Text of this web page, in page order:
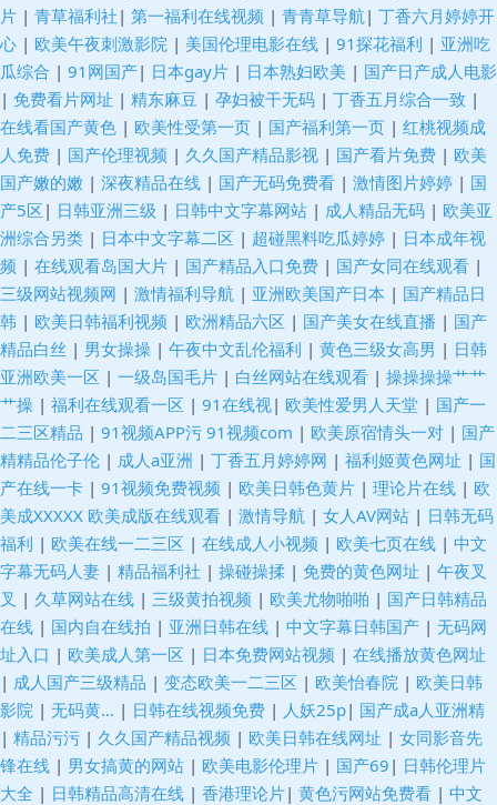
片 | 青草福利社 | 第一福利在线视频 | 青青草导航| 丁香六月婷婷开
心 | 欧美午夜刺激影院 | 美国伦理电影在线 | 91探花福利 | 亚洲吃
瓜综合 | 91网国产| 日本gay片 | 日本熟妇欧美 | 国产日产成人电影
| 免费看片网址 | 精东麻豆 | 孕妇被干无码 | 丁香五月综合一致 |
在线看国产黄色 | 欧美性受第一页 | 国产福利第一页 | 红桃视频成
人免费 | 国产伦理视频 | 久久国产精品影视 | 国产看片免费 | 欧美
国产嫩的嫩 | 深夜精品在线 | 国产无码免费看 | 激情图片婷婷 | 国
产5区 | 日韩亚洲三级 | 日韩中文字幕网站 | 成人精品无码 | 欧美亚
洲综合另类 | 日本中文字幕二区 | 超碰黑料吃瓜婷婷 | 日本成年视
频 | 在线观看岛国大片 | 国产精品入口免费 | 国产女同在线观看 |
三级网站视频网 | 激情福利导航 | 亚洲欧美国产日本 | 国产精品日
韩 | 欧美日韩福利视频 | 欧洲精品六区 | 国产美女在线直播 | 国产
精品白丝 | 男女操操 | 午夜中文乱伦福利 | 黄色三级女高男 | 日韩
亚洲欧美一区 | 一级岛国毛片 | 白丝网站在线观看 | 操操操操艹艹
艹操 | 福利在线观看一区 | 91在线视| 欧美性爱男人天堂 | 国产一
二三区精品 | 91视频APP污 91视频com | 欧美原宿情头一对 | 国产
精精品伦子伦 | 成人a亚洲 | 丁香五月婷婷网 | 福利姬黄色网址 | 国
产在线一卡 | 91视频免费视频 | 欧美日韩色黄片 | 理论片在线 | 欧
美成XXXXX 欧美成版在线观看 | 激情导航 | 女人AV网站 | 日韩无码
福利 | 欧美在线一二三区 | 在线成人小视频 | 欧美七页在线 | 中文
字幕无码人妻 | 精品福利社 | 操碰操揉 | 免费的黄色网址 | 午夜叉
叉 | 久草网站在线 | 三级黄拍视频 | 欧美尤物啪啪 | 国产日韩精品
在线 | 国内自在线拍 | 亚洲日韩在线 | 中文字幕日韩国产 | 无码网
址入口 | 欧美成人第一区 | 日本免费网站视频 | 在线播放黄色网址
| 成人国产三级精品 | 变态欧美一二三区 | 欧美怡春院 | 欧美日韩
影院 | 无码黄… | 日韩在线视频免费 | 人妖25p| 国产成a人亚洲精
| 精品污污 | 久久国产精品视频 | 欧美日韩在线网址 | 女同影音先
锋在线 | 男女搞黄的网站 | 欧美电影伦理片 | 国产69 | 日韩伦理片
大全 | 日韩精品高清在线 | 香港理论片| 黄色污网站免费看 | 中文